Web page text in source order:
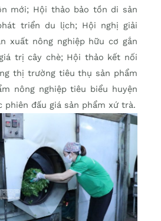
mới; Hội thảo bảo tồn di sản
triển du lịch; Hội nghị giải
xuất nông nghiệp hữu cơ gắn
trị cây chè; Hội thảo kết nối
thị trường tiêu thụ sản phẩm
nông nghiệp tiêu biểu huyện
phiên đấu giá sản phẩm xứ trà.